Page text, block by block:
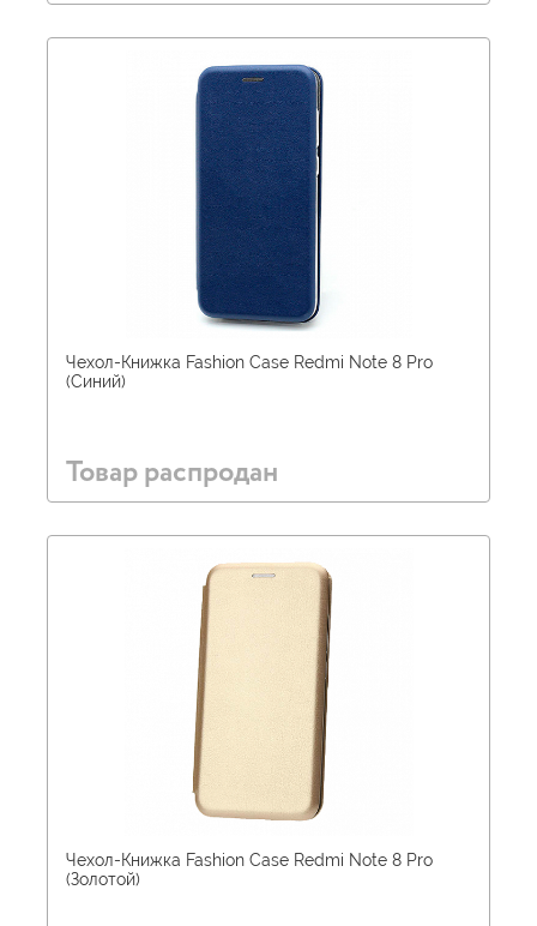
Чехол-Книжка Fashion Case Redmi Note 8 Pro
(Синий)
Товар распродан
Чехол-Книжка Fashion Case Redmi Note 8 Pro
(Золотой)